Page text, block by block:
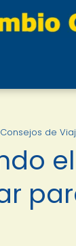
Consejos de